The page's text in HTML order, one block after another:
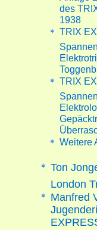
des
1938
TRIX
TRIX
Weitere
Ton
London
Manfred